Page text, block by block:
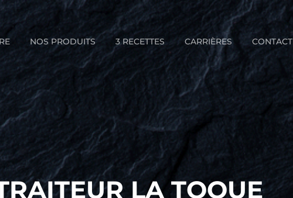
NOS PRODUITS 3 RECETTES CARRIÈRES CONTACT
LA TOQUE